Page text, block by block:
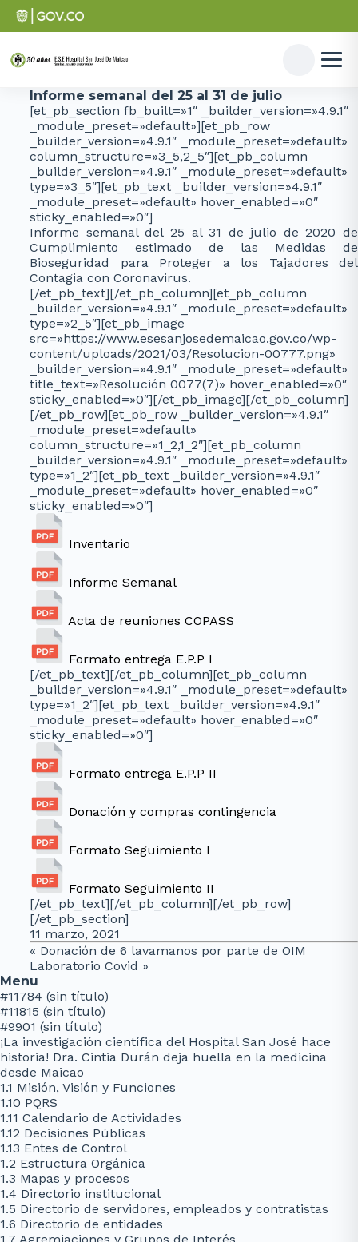
Informe semanal del 25 al 31 de julio
[et_pb_section fb_built=»1″ _builder_version=»4.9.1″
_module_preset=»default»][et_pb_row
_builder_version=»4.9.1″ _module_preset=»default»
column_structure=»3_5,2_5″][et_pb_column
_builder_version=»4.9.1″ _module_preset=»default»
type=»3_5″][et_pb_text _builder_version=»4.9.1″
_module_preset=»default» hover_enabled=»0″
sticky_enabled=»0″]
Informe semanal del 25 al 31 de julio de 2020 de
Cumplimiento estimado de las Medidas de
Bioseguridad para Proteger a los Tajadores del
Contagia con Coronavirus.
[/et_pb_text][/et_pb_column][et_pb_column
_builder_version=»4.9.1″ _module_preset=»default»
type=»2_5″][et_pb_image
src=»https://www.esesanjosedemaicao.gov.co/wp-
content/uploads/2021/03/Resolucion-00777.png»
_builder_version=»4.9.1″ _module_preset=»default»
title_text=»Resolución 0077(7)» hover_enabled=»0″
sticky_enabled=»0″][/et_pb_image][/et_pb_column]
[/et_pb_row][et_pb_row _builder_version=»4.9.1″
_module_preset=»default»
column_structure=»1_2,1_2″][et_pb_column
_builder_version=»4.9.1″ _module_preset=»default»
type=»1_2″][et_pb_text _builder_version=»4.9.1″
_module_preset=»default» hover_enabled=»0″
sticky_enabled=»0″]
Inventario
Informe Semanal
Acta de reuniones COPASS
Formato entrega E.P.P I
[/et_pb_text][/et_pb_column][et_pb_column
_builder_version=»4.9.1″ _module_preset=»default»
type=»1_2″][et_pb_text _builder_version=»4.9.1″
_module_preset=»default» hover_enabled=»0″
sticky_enabled=»0″]
Formato entrega E.P.P II
Donación y compras contingencia
Formato Seguimiento I
Formato Seguimiento II
[/et_pb_text][/et_pb_column][/et_pb_row]
[/et_pb_section]
11 marzo, 2021
« Donación de 6 lavamanos por parte de OIM
Laboratorio Covid »
Menu
#11784 (sin título)
#11815 (sin título)
#9901 (sin título)
¡La investigación científica del Hospital San José hace
historia! Dra. Cintia Durán deja huella en la medicina
desde Maicao
1.1 Misión, Visión y Funciones
1.10 PQRS
1.11 Calendario de Actividades
1.12 Decisiones Públicas
1.13 Entes de Control
1.2 Estructura Orgánica
1.3 Mapas y procesos
1.4 Directorio institucional
1.5 Directorio de servidores, empleados y contratistas
1.6 Directorio de entidades